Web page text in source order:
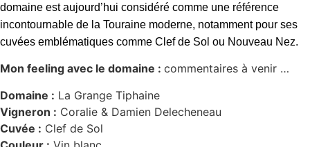
domaine est aujourd’hui considéré comme une référence
incontournable de la Touraine moderne, notamment pour ses
cuvées emblématiques comme Clef de Sol ou Nouveau Nez.
Mon feeling avec le domaine : commentaires à venir …
Domaine : La Grange Tiphaine
Vigneron : Coralie & Damien Delecheneau
Cuvée : Clef de Sol